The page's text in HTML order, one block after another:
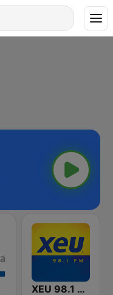
XEU 98.1 FM